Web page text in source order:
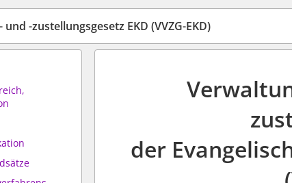
-zustellungsgesetz EKD (VVZG-EKD)
der